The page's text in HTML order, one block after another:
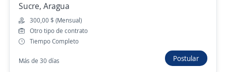
Analista contable
Erika Sanchez
Santiago Mariño, Aragua
300,00 $ (Mensual)
Sucre, Aragua
300,00 $ (Mensual)
Otro tipo de contrato
Tiempo Completo
Más de 30 días Postular